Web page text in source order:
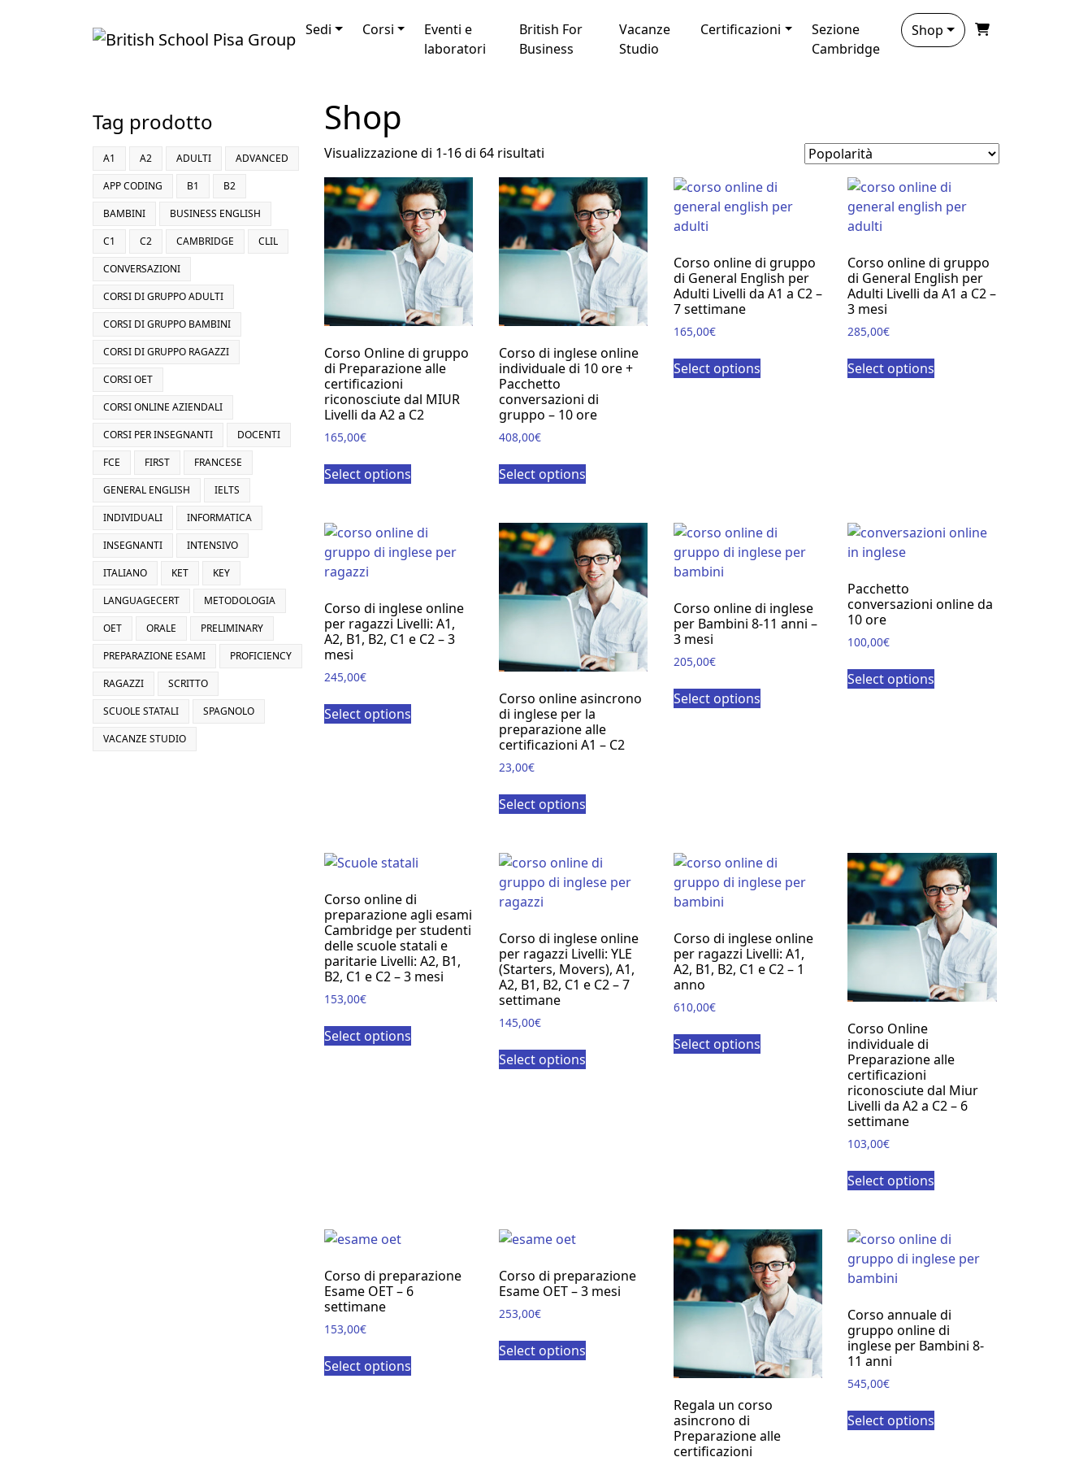
Sedi
Corsi
Eventi e
laboratori
British For
Business
Vacanze
Studio
Certificazioni
Sezione
Cambridge
Shop
Shop
Visualizzazione di 1-16 di 64 risultati
Corso Online di gruppo
di Preparazione alle
certificazioni
riconosciute dal MIUR
Livelli da A2 a C2
165,00€
Select options
Corso di inglese online
individuale di 10 ore +
Pacchetto
conversazioni di
gruppo – 10 ore
408,00€
Select options
Corso online di gruppo
di General English per
Adulti Livelli da A1 a C2 –
7 settimane
165,00€
Select options
Corso online di gruppo
di General English per
Adulti Livelli da A1 a C2 –
3 mesi
285,00€
Select options
Corso di inglese online
per ragazzi Livelli: A1,
A2, B1, B2, C1 e C2 – 3
mesi
245,00€
Select options
Corso online asincrono
di inglese per la
preparazione alle
certificazioni A1 – C2
23,00€
Select options
Corso online di inglese
per Bambini 8-11 anni –
3 mesi
205,00€
Select options
Pacchetto
conversazioni online da
10 ore
100,00€
Select options
Corso online di
preparazione agli esami
Cambridge per studenti
delle scuole statali e
paritarie Livelli: A2, B1,
B2, C1 e C2 – 3 mesi
153,00€
Select options
Corso di inglese online
per ragazzi Livelli: YLE
(Starters, Movers), A1,
A2, B1, B2, C1 e C2 – 7
settimane
145,00€
Select options
Corso di inglese online
per ragazzi Livelli: A1,
A2, B1, B2, C1 e C2 – 1
anno
610,00€
Select options
Corso Online
individuale di
Preparazione alle
certificazioni
riconosciute dal Miur
Livelli da A2 a C2 – 6
settimane
103,00€
Select options
Corso di preparazione
Esame OET – 6
settimane
153,00€
Select options
Corso di preparazione
Esame OET – 3 mesi
253,00€
Select options
Regala un corso
asincrono di
Preparazione alle
certificazioni
Corso annuale di
gruppo online di
inglese per Bambini 8-
11 anni
545,00€
Select options
Tag prodotto
A1 A2 ADULTI
ADVANCED
APP CODING
B1
B2
BAMBINI
BUSINESS ENGLISH
C1
C2 CAMBRIDGE
CLIL
CONVERSAZIONI
CORSI DI GRUPPO ADULTI
CORSI DI GRUPPO BAMBINI
CORSI DI GRUPPO RAGAZZI
CORSI OET
CORSI ONLINE AZIENDALI
CORSI PER INSEGNANTI
DOCENTI
FCE
FIRST
FRANCESE
GENERAL ENGLISH
IELTS
INDIVIDUALI
INFORMATICA
INSEGNANTI
INTENSIVO
ITALIANO
KET
KEY
LANGUAGECERT
METODOLOGIA
OET
ORALE
PRELIMINARY
PREPARAZIONE ESAMI
PROFICIENCY
RAGAZZI
SCRITTO
SCUOLE STATALI
SPAGNOLO
VACANZE STUDIO